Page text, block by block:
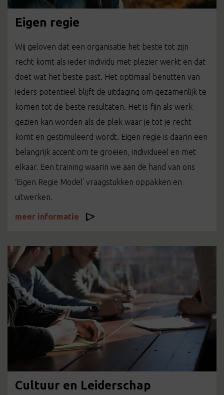
Eigen regie
Wij geloven dat een organisatie het beste tot zijn
recht komt als ieder individu met plezier werkt en dat
doet wat het beste past. Het optimaal benutten van
ieders potentieel blijft de uitdaging om gezamenlijk te
komen tot de beste resultaten. Het is fijn als werk
gezien kan worden als de plek waar je tot je recht
komt en gestimuleerd wordt. Eigen regie is daarin een
belangrijk accent om te groeien, individueel en met
elkaar. Een training waarin we aan de hand van ons
‘Eigen Regie Model’ vraagstukken oppakken en
uitwerken.
meer informatie
Cultuur en Leiderschap